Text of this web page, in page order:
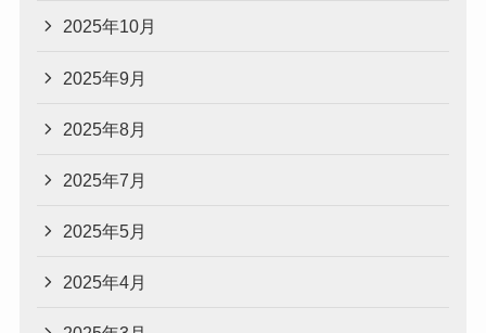
2025年10月
2025年9月
2025年8月
2025年7月
2025年5月
2025年4月